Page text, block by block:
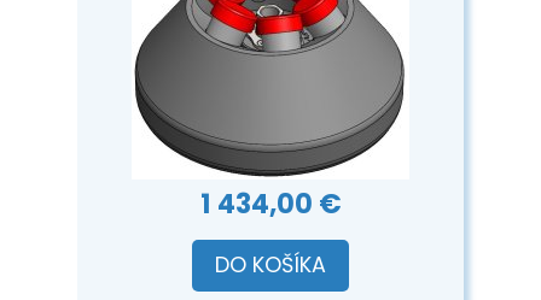
1 434,00 €
DO KOŠÍKA